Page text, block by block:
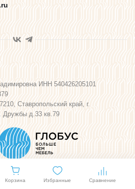
ИНН 540426205101
Ставропольский край, г.
д.33 кв.79
Корзина Избранные Сравнение